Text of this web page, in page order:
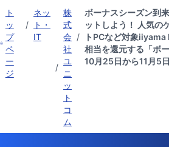
ト
ッ
プ
ペ
ー
ジ
/
ネッ
ト・
IT
/
株
式
会
社
ユ
ニ
ッ
ト
コ
ム
/
ボーナスシーズン到
ットしよう！ 人気の
トPCなど対象
相当を還元する「ボ
10月25日から11月5